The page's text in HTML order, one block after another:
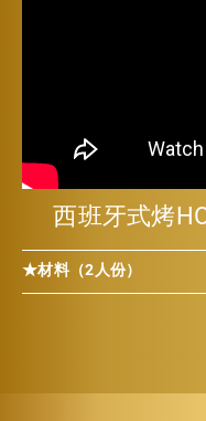
西班牙式烤
★材料（2人份）